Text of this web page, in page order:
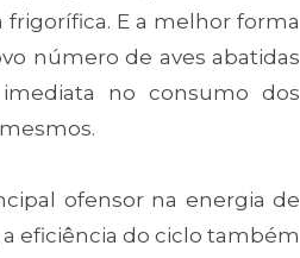
E a melhor forma
número de aves abatidas
no consumo dos
ofensor na energia de
eficiência do ciclo também